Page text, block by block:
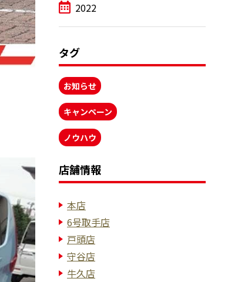
2022
タグ
お知らせ
キャンペーン
ノウハウ
店舗情報
本店
6号取手店
戸頭店
守谷店
牛久店